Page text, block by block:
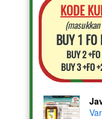
KODE
BUY 1
BUY 2
BUY 3 +FO